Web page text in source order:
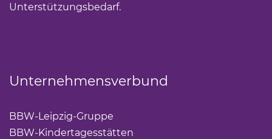
Unterstützungsbedarf.
Unternehmensverbund
BBW-Leipzig-Gruppe
BBW-Kindertagesstätten